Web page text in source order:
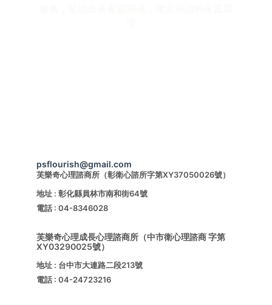
psflourish@gmail.com
芙樂奇心理諮商所（彰衛心諮所字第XY37050026號）
地址 : 彰化縣員林市南和街64號
電話 : 04-8346028
芙樂奇心理成長心理諮商所（中市衛心理諮商 字第
XY03290025號）
地址 : 台中市大連路二段213號
電話 : 04-24723216